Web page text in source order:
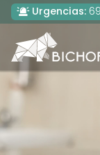
Urgencias: